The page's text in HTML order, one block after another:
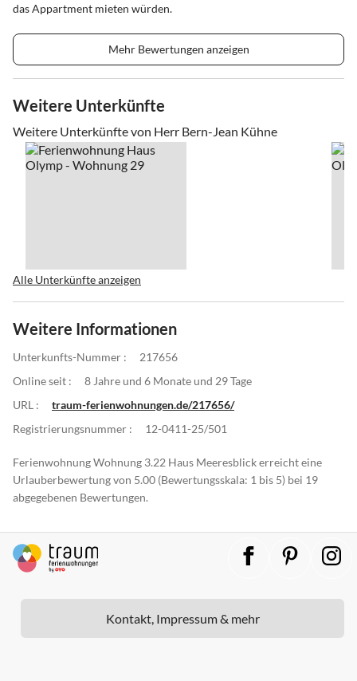
das Appartment mieten würden.
Mehr Bewertungen anzeigen
Weitere Unterkünfte
Weitere Unterkünfte von Herr Bern-Jean Kühne
Alle Unterkünfte anzeigen
Weitere Informationen
Unterkunfts-Nummer :
217656
Online seit :
8 Jahre und 6 Monate und 29 Tage
URL :
traum-ferienwohnungen.de/217656/
Registrierungsnummer :
12-0411-25/501
Ferienwohnung Wohnung 3.22 Haus Meeresblick erreicht eine
Urlauberbewertung von 5.00 (Bewertungsskala: 1 bis 5) bei 19
abgegebenen Bewertungen.
Kontakt, Impressum & mehr